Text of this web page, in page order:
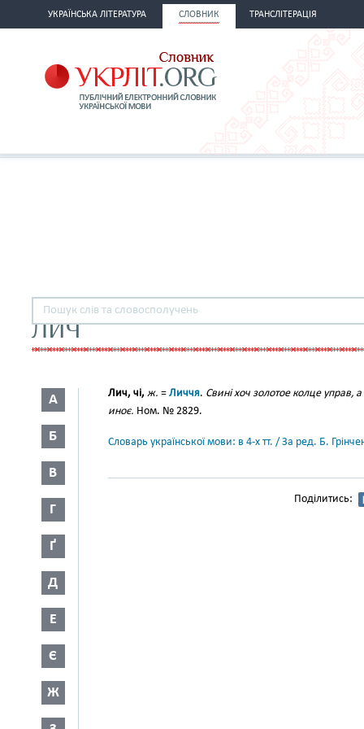
УКРАЇНСЬКА ЛІТЕРАТУРА СЛОВНИК ТРАНСЛІТЕРАЦІЯ
ЛИЧ
А
Б
В
Г
Ґ
Д
Е
Є
Ж
Лич, чі, ж. = Личчя. Свині хоч золотое колце управ,
иноє. Ном. № 2829.
Словарь української мови: в 4-х тт. / За ред. Б.
Поділитись: